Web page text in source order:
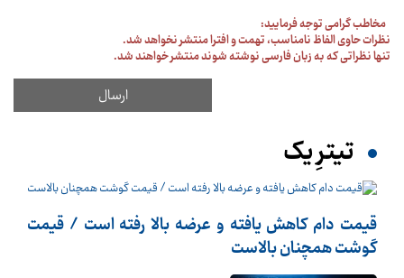
مخاطب گرامی توجه فرمایید:
نظرات حاوی الفاظ نامناسب، تهمت و افترا منتشر نخواهد شد.
تنها نظراتی که به زبان فارسی نوشته شوند منتشر خواهند شد.
تیترِ یک
قیمت دام کاهش یافته و عرضه بالا رفته است / قیمت
گوشت همچنان بالاست